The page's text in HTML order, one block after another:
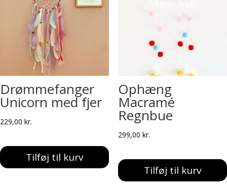
Drømmefanger
Unicorn med fjer
229,00 kr.
Tilføj til kurv
Ophæng
Macramé
Regnbue
299,00 kr.
Tilføj til kurv